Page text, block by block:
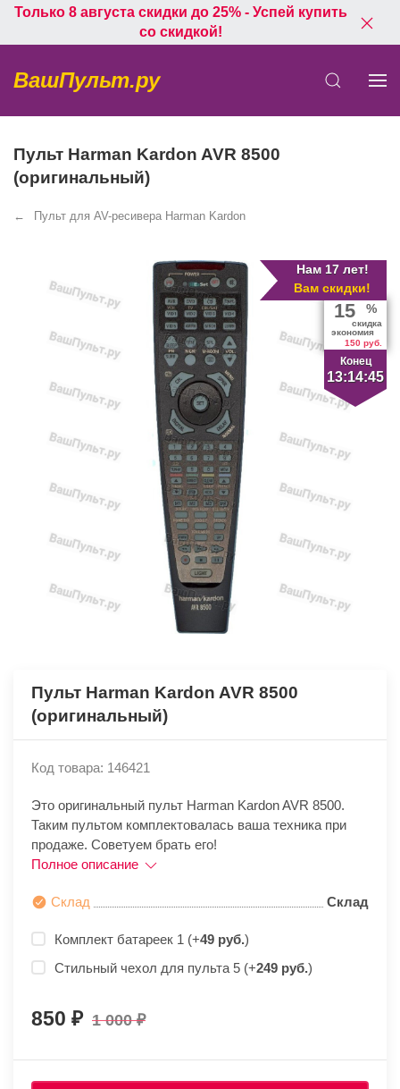
Только 8 августа скидки до 25% - Успей купить
со скидкой!
ВашПульт.ру
Пульт Harman Kardon AVR 8500
(оригинальный)
Пульт для AV-ресивера Harman Kardon
Нам 17 лет!
Вам скидки!
Конец
13:14:45
15 %
скидка
экономия
150 руб.
Пульт Harman Kardon AVR 8500
(оригинальный)
Код товара: 146421
Это оригинальный пульт Harman Kardon AVR 8500.
Таким пультом комплектовалась ваша техника при
продаже. Советуем брать его!
Полное описание
Склад Склад
Комплект батареек 1 (+49 руб.)
Стильный чехол для пульта 5 (+249 руб.)
850 1 000